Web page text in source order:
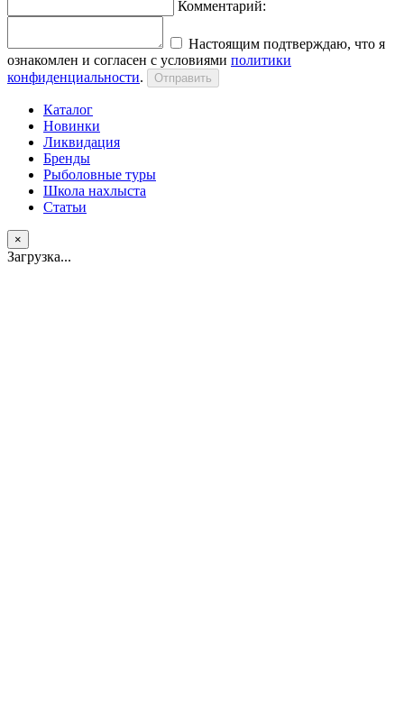
Комментарий:
Настоящим подтверждаю, что я
ознакомлен и согласен с условиями политики
конфиденциальности.
Каталог
Новинки
Ликвидация
Бренды
Рыболовные туры
Школа нахлыста
Статьи
×
Загрузка...